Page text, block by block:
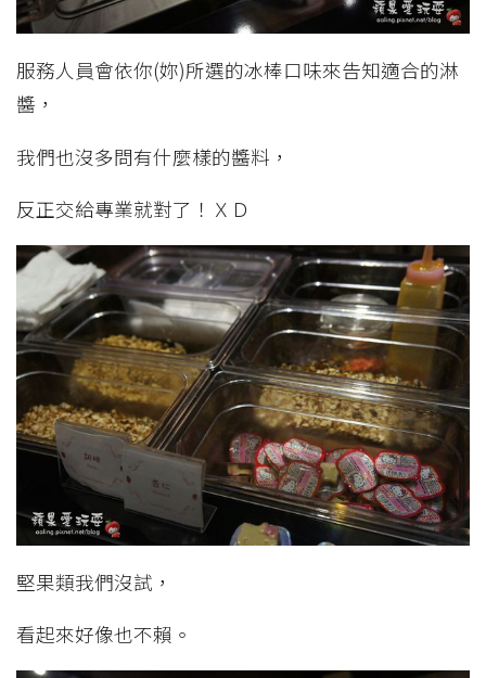
服務人員會依你(妳)所選的冰棒口味來告知適合的淋
醬，
我們也沒多問有什麼樣的醬料，
反正交給專業就對了！ＸＤ
堅果類我們沒試，
看起來好像也不賴。